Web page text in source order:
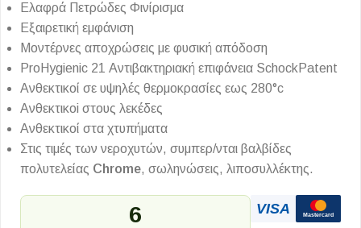
Ελαφρά Πετρώδες Φινίρισμα
Εξαιρετική εμφάνιση
Μοντέρνες αποχρώσεις με φυσική απόδοση
ProHygienic 21 Αντιβακτηριακή επιφάνεια SchockPatent
Aνθεκτικοί σε υψηλές θερμοκρασίες εως 280°c
Aνθεκτικοi στους λεκέδες
Aνθεκτικοί στα χτυπήματα
Στις τιμές των νεροχυτών, συμπερ/νται βαλβίδες
πολυτελείας Chrome, σωληνώσεις, λιποσυλλέκτης.
6 VISA Mastercard